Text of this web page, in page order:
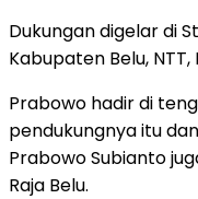
Dukungan digelar di
Kabupaten Belu,
Prabowo hadir di
pendukungnya itu
Prabowo Subianto
Raja Belu.